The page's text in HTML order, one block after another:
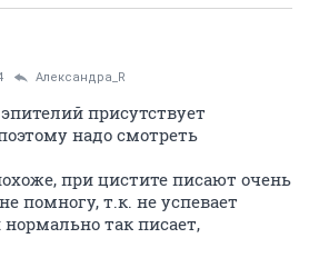
Александра_R
присутствует
надо смотреть
при цистите писают очень
помногу, т.к. не успевает
так писает,